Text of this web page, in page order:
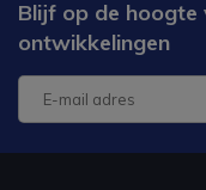
Blijf op de hoogte
ontwikkelingen